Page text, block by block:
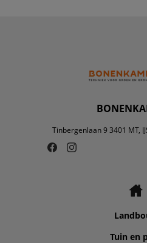
Tinbergenlaan 9 3401 MT,
Tuin en